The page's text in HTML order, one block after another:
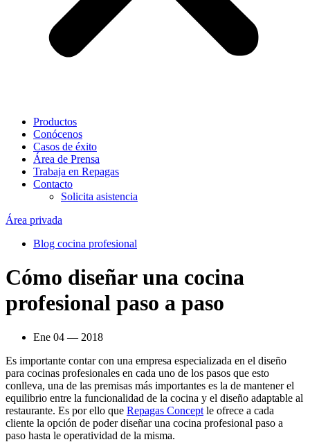
Productos
Conócenos
Casos de éxito
Área de Prensa
Trabaja en Repagas
Contacto
Solicita asistencia
Área privada
Blog cocina profesional
Cómo diseñar una cocina
profesional paso a paso
Ene 04 — 2018
Es importante contar con una empresa especializada en el diseño
para cocinas profesionales en cada uno de los pasos que esto
conlleva, una de las premisas más importantes es la de mantener el
equilibrio entre la funcionalidad de la cocina y el diseño adaptable al
restaurante. Es por ello que Repagas Concept le ofrece a cada
cliente la opción de poder diseñar una cocina profesional paso a
paso hasta le operatividad de la misma.